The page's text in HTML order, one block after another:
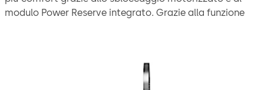
modulo Power Reserve integrato. Grazie alla funzione
porta si chiude. Modalità operative: collegamento
diretto a partecipanti DCW®/CAN-bus ad es.: ED